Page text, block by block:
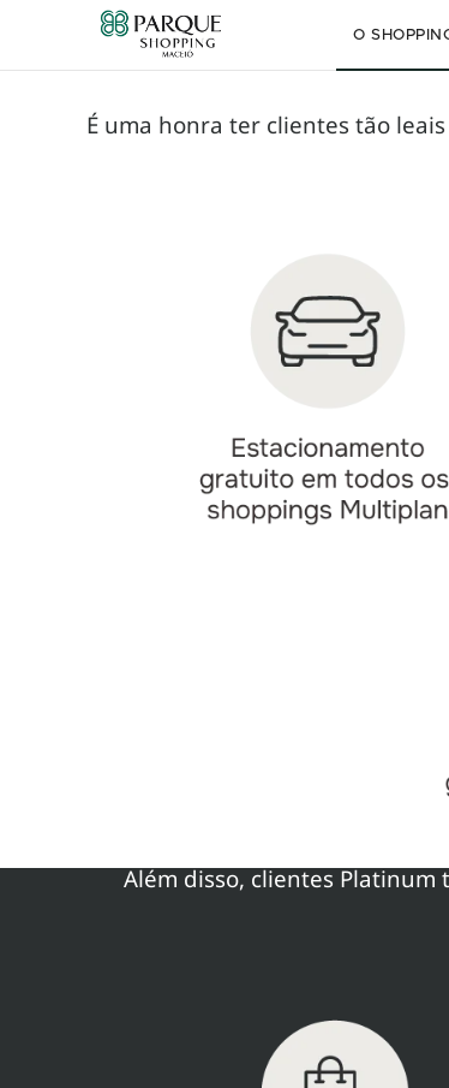
O
É uma honra ter clientes tão
Além disso, clientes Platinum